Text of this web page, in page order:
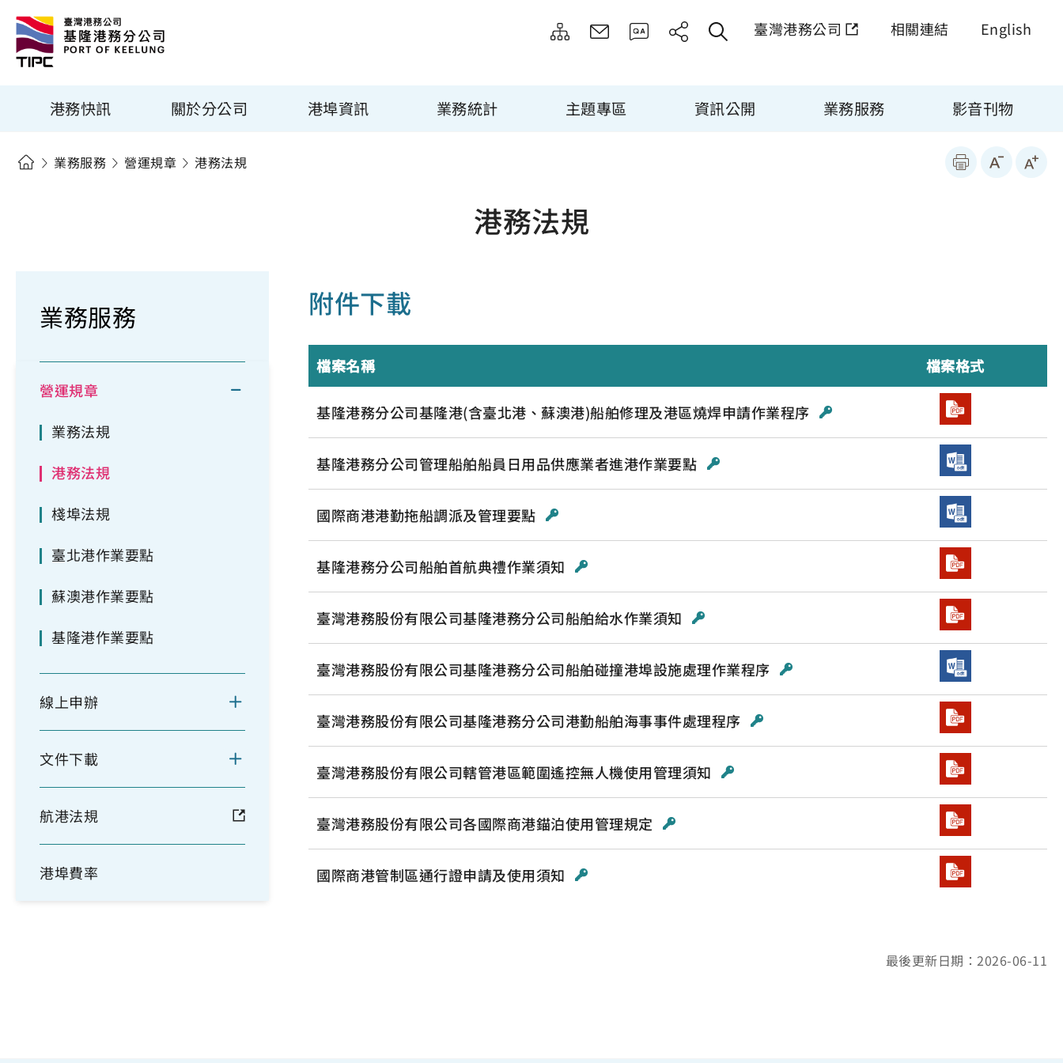
臺灣港務公司 相關連結 English
港務快訊 關於分公司 港埠資訊 業務統計 主題專區 資訊公開 業務服務 影音刊物
業務服務 營運規章 港務法規
港務法規
業務服務
營運規章
業務法規
港務法規
棧埠法規
臺北港作業要點
蘇澳港作業要點
基隆港作業要點
線上申辦
文件下載
航港法規
港埠費率
附件下載
檔案名稱 檔案格式
基隆港務分公司基隆港(含臺北港、蘇澳港)船舶修理及港區燒焊申請作業程序
基隆港務分公司管理船舶船員日用品供應業者進港作業要點
國際商港港勤拖船調派及管理要點
基隆港務分公司船舶首航典禮作業須知
臺灣港務股份有限公司基隆港務分公司船舶給水作業須知
臺灣港務股份有限公司基隆港務分公司船舶碰撞港埠設施處理作業程序
臺灣港務股份有限公司基隆港務分公司港勤船舶海事事件處理程序
臺灣港務股份有限公司轄管港區範圍遙控無人機使用管理須知
臺灣港務股份有限公司各國際商港錨泊使用管理規定
國際商港管制區通行證申請及使用須知
最後更新日期：2026-06-11